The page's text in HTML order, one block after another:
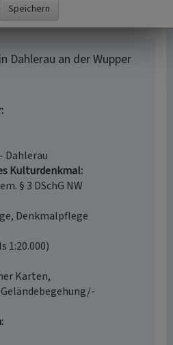
Dahlerau an der Wupper
Dahlerau
Kulturdenkmal
§ 3 DSchG NW
Denkmalpflege
1:20.000)
Karten,